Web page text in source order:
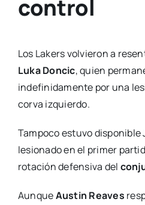
control
Los Lakers volvieron a
Luka Doncic, quien
indefinidamente por una
corva izquierdo.
Tampoco estuvo disponible
lesionado en el primer
rotación defensiva del
AunqueAustin Reaves